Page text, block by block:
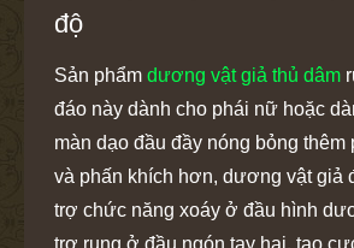
độ
Sản phẩm dương vật giả thủ dâm
đáo này dành cho phái nữ hoặc
màn dạo đầu đầy nóng bỏng thêm
và phấn khích hơn, dương vật giả
trợ chức năng xoáy ở đầu hình
trợ rung ở đầu ngón tay hai, tạo